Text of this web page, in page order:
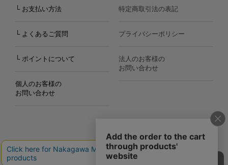
└ お支払い方法
└ よくあるご質問
└ ポイントについて
個人のお客様の
お問い合わせ
特定商取引法の表記
プライバシーポリシー
法人のお客様の
お問い合わせ